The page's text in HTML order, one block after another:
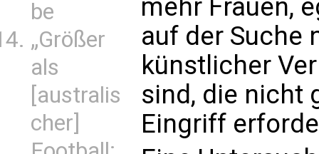
be
„Größer
als
[australis
cher]
mehr Frauen,
auf der Suche
künstlicher
sind, die nicht
Eingriff